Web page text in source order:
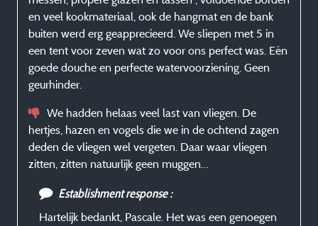
en veel kookmateriaal, ook de hangmat en de bank
buiten werd erg geapprecieerd. We sliepen met 5 in
een tent voor zeven wat zo voor ons perfect was. Eén
goede douche en perfecte watervoorziening. Geen
geurhinder.
We hadden helaas veel last van vliegen. De
hertjes, hazen en vogels die we in de ochtend zagen
deden de vliegen wel vergeten. Daar waar vliegen
zitten, zitten natuurlijk geen muggen…
Establishment response :
Hartelijk bedankt, Pascale. Het was een genoegen